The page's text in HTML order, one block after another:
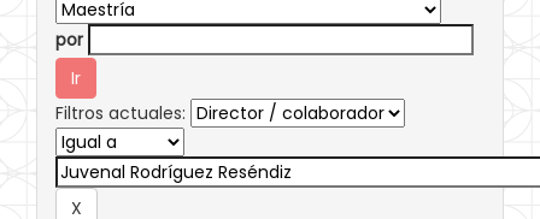
por
Filtros actuales: